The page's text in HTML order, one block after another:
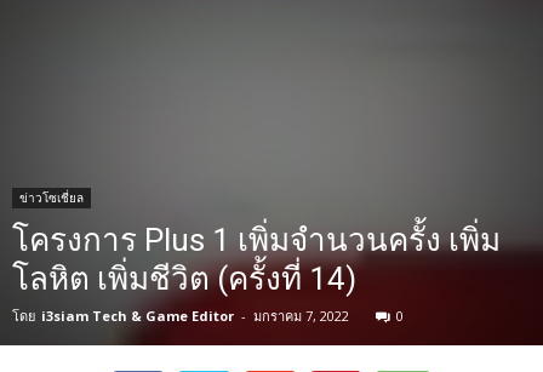
ข่าวโซเชี่ยล
โครงการ Plus 1 เพิ่มจำนวนครั้ง เพิ่ม
โลหิต เพิ่มชีวิต (ครั้งที่ 14)
โดย i3siam Tech & Game Editor - มกราคม 7, 2022 0